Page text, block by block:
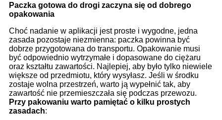
Paczka gotowa do drogi zaczyna się od dobrego
opakowania
Choć nadanie w aplikacji jest proste i wygodne, jedna
zasada pozostaje niezmienna: paczka powinna być
dobrze przygotowana do transportu. Opakowanie musi
być odpowiednio wytrzymałe i dopasowane do ciężaru
oraz kształtu zawartości. Najlepiej, aby było tylko niewiele
większe od przedmiotu, który wysyłasz. Jeśli w środku
zostaje wolna przestrzeń, warto ją wypełnić tak, aby
zawartość nie przemieszczała się podczas przewozu.
Przy pakowaniu warto pamiętać o kilku prostych
zasadach: